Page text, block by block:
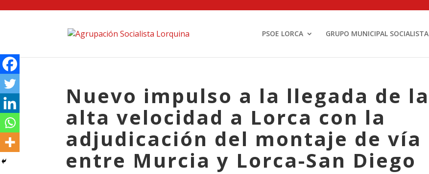
PSOE LORCA GRUPO MUNICIPAL SOCIALISTA
Nuevo impulso a la llegada de la
alta velocidad a Lorca con la
adjudicación del montaje de vía
entre Murcia y Lorca-San Diego